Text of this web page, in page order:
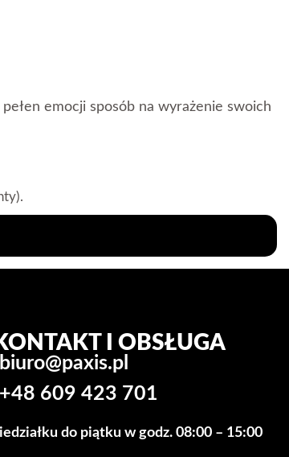
emocji sposób na wyrażenie swoich
I OBSŁUGA
biuro@paxis.pl
+48 609 423 701
do piątku w godz. 08:00 – 15:00